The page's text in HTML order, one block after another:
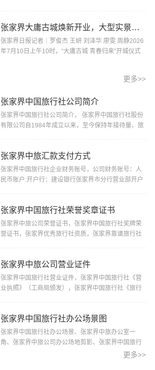
张家界大庸古城焕新开业，大型实景山水秀《天下璀璨》也将同期推出
张家界日报记者｜罗俊杰 王妍 刘泽华 廖雯 周静2026
年7月10日上午10时，“大庸古城 青春归来”开城仪式
更多>>
张家界中国旅行社公司简介
张家界中国旅行社公司简介， 张家界中国旅行社股份
有限公司自1984年成立以来，至今保持年接待量、旅
张家界中旅汇款支付方式
张家界中国旅行社企业财务账号，公司财务账号：人
民币账户:开户行：建设银行张家界市分行营业部开户
张家界中国旅行社荣誉奖章证书
张家界中旅公司荣誉证书，张家界中国旅行社奖牌荣
誉证书，张家界优秀旅行社资质，张家界靠谱旅行社
张家界中旅公司营业证件
张家界中国旅行社营业证件，张家界中国旅行社《营
业执照》（工商局颁发），张家界中国旅行社《旅行
张家界中国旅行社办公场景图
张家界中国旅行社办公场景、张家界中旅办公室一
角、张家界中旅公司办公场地剪影、张家界中国旅行
更多>>